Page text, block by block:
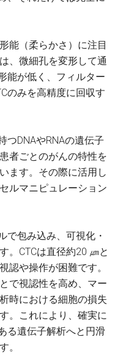
能（柔らかさ）に注目
、微細孔を変形して通
能が低く、フィルター
のみを高精度に回収す
つDNAやRNAの遺伝子
者ごとのがんの特性を
ます。その際に活用し
ルマニピュレーション
で包み込み、可視化・
。CTCは直径約20 ㎛と
認や操作が困難です。
で視認性を高め、マー
時における細胞の損失
。これにより、確実に
る遺伝子解析へと円滑
。